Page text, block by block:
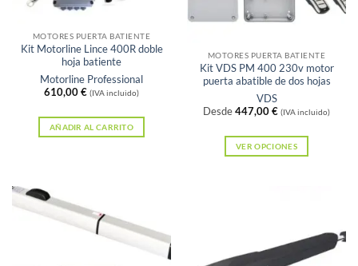
MOTORES PUERTA BATIENTE
Kit Motorline Lince 400R doble
hoja batiente
Motorline Professional
610,00€ (IVA incluido)
AÑADIR AL CARRITO
MOTORES PUERTA BATIENTE
Kit VDS PM 400 230v motor
puerta abatible de dos hojas
VDS
Desde447,00€ (IVA incluido)
VER OPCIONES
variantes.